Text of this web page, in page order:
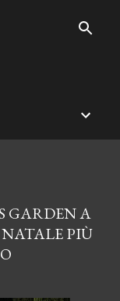
GARDEN A
PIÙ